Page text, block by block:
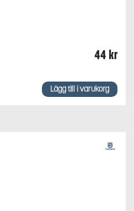
44 kr
Lägg till i varukorg